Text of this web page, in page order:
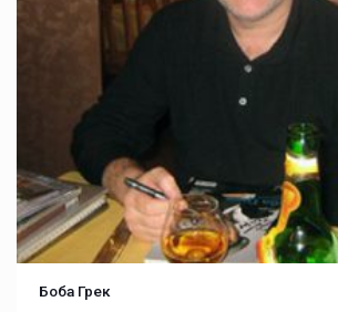
Боба Грек